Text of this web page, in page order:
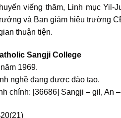
viếng thăm, Linh mục
và Ban giám hiệu trường
thuận tiện.
Sangji College
1969.
nghề đang được đào tạo.
chính: [36686] Sangji – gil, An